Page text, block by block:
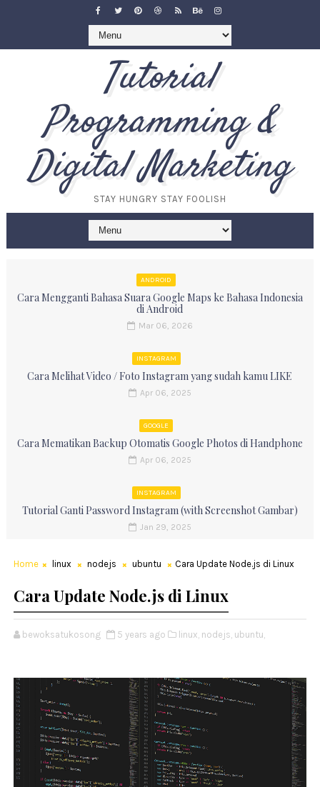
Tutorial
Programming &
Digital Marketing
STAY HUNGRY STAY FOOLISH
ANDROID
Cara Mengganti Bahasa Suara Google Maps ke Bahasa Indonesia
di Android
Mar 06, 2026
INSTAGRAM
Cara Melihat Video / Foto Instagram yang sudah kamu LIKE
Apr 06, 2025
GOOGLE
Cara Mematikan Backup Otomatis Google Photos di Handphone
Apr 06, 2025
INSTAGRAM
Tutorial Ganti Password Instagram (with Screenshot Gambar)
Jan 29, 2025
Home linux nodejs ubuntu Cara Update Node.js di Linux
Cara Update Node.js di Linux
bewoksatukosong 5 years ago linux, nodejs, ubuntu,